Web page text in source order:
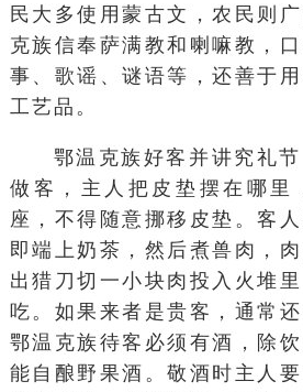
民大多使用蒙古文，农民则
克族信奉萨满教和喇嘛教，
事、歌谣、谜语等，还善于
工艺品。
鄂温克族好客并讲究礼
做客，主人把皮垫摆在哪里
座，不得随意挪移皮垫。客
即端上奶茶，然后煮兽肉，
出猎刀切一小块肉投入火堆
吃。如果来者是贵客，通常
鄂温克族待客必须有酒，除
能自酿野果酒。敬酒时主人